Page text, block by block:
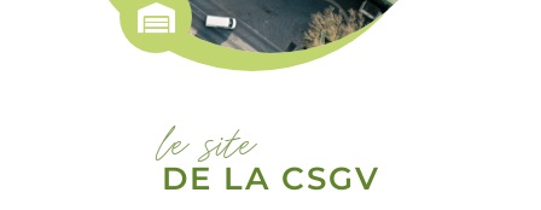
le site
DE LA CSGV